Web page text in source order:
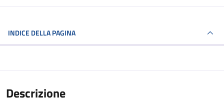
INDICE DELLA PAGINA
Descrizione